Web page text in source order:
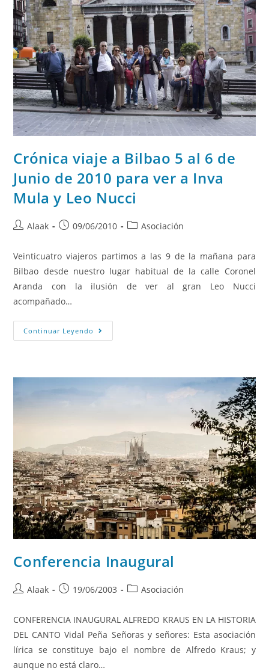
Crónica viaje a Bilbao 5 al 6 de
Junio de 2010 para ver a Inva
Mula y Leo Nucci
Alaak 09/06/2010 Asociación
Veinticuatro viajeros partimos a las 9 de la mañana para
Bilbao desde nuestro lugar habitual de la calle Coronel
Aranda con la ilusión de ver al gran Leo Nucci
acompañado…
Continuar Leyendo
Conferencia Inaugural
Alaak 19/06/2003 Asociación
CONFERENCIA INAUGURAL ALFREDO KRAUS EN LA HISTORIA
DEL CANTO Vidal Peña Señoras y señores: Esta asociación
lírica se constituye bajo el nombre de Alfredo Kraus; y
aunque no está claro…